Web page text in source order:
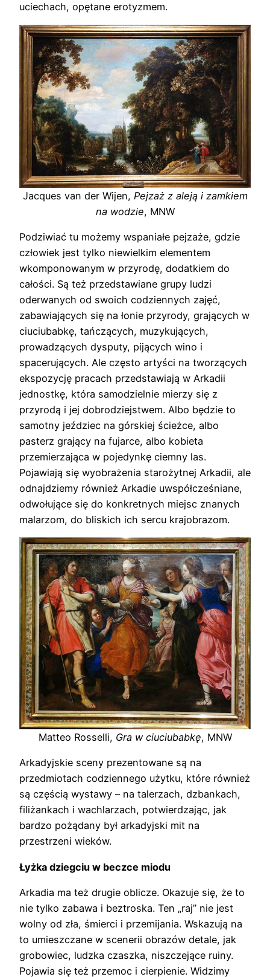
uciechach, opętane erotyzmem.
Jacques van der Wijen, Pejzaż z aleją i zamkiem
na wodzie, MNW
Podziwiać tu możemy wspaniałe pejzaże, gdzie
człowiek jest tylko niewielkim elementem
wkomponowanym w przyrodę, dodatkiem do
całości. Są też przedstawiane grupy ludzi
oderwanych od swoich codziennych zajęć,
zabawiających się na łonie przyrody, grających w
ciuciubabkę, tańczących, muzykujących,
prowadzących dysputy, pijących wino i
spacerujących. Ale często artyści na tworzących
ekspozycję pracach przedstawiają w Arkadii
jednostkę, która samodzielnie mierzy się z
przyrodą i jej dobrodziejstwem. Albo będzie to
samotny jeździec na górskiej ścieżce, albo
pasterz grający na fujarce, albo kobieta
przemierzająca w pojedynkę ciemny las.
Pojawiają się wyobrażenia starożytnej Arkadii, ale
odnajdziemy również Arkadie uwspółcześniane,
odwołujące się do konkretnych miejsc znanych
malarzom, do bliskich ich sercu krajobrazom.
Matteo Rosselli, Gra w ciuciubabkę, MNW
Arkadyjskie sceny prezentowane są na
przedmiotach codziennego użytku, które również
są częścią wystawy – na talerzach, dzbankach,
filiżankach i wachlarzach, potwierdzając, jak
bardzo pożądany był arkadyjski mit na
przestrzeni wieków.
Łyżka dziegciu w beczce miodu
Arkadia ma też drugie oblicze. Okazuje się, że to
nie tylko zabawa i beztroska. Ten „raj” nie jest
wolny od zła, śmierci i przemijania. Wskazują na
to umieszczane w scenerii obrazów detale, jak
grobowiec, ludzka czaszka, niszczejące ruiny.
Pojawia się też przemoc i cierpienie. Widzimy